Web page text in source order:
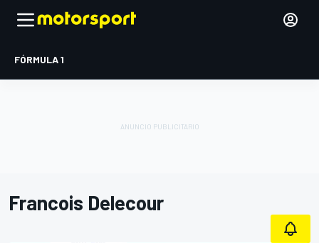
FÓRMULA 1
Francois Delecour